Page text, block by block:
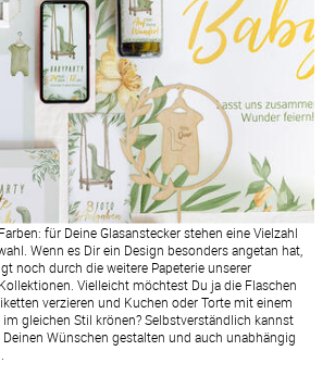
für Deine Glasanstecker stehen eine Vielzahl
Wenn es Dir ein Design besonders angetan hat,
noch durch die weitere Papeterie unserer
Vielleicht möchtest Du ja die Flaschen
verzieren und Kuchen oder Torte mit einem
gleichen Stil krönen? Selbstverständlich kannst
Wünschen gestalten und auch unabhängig